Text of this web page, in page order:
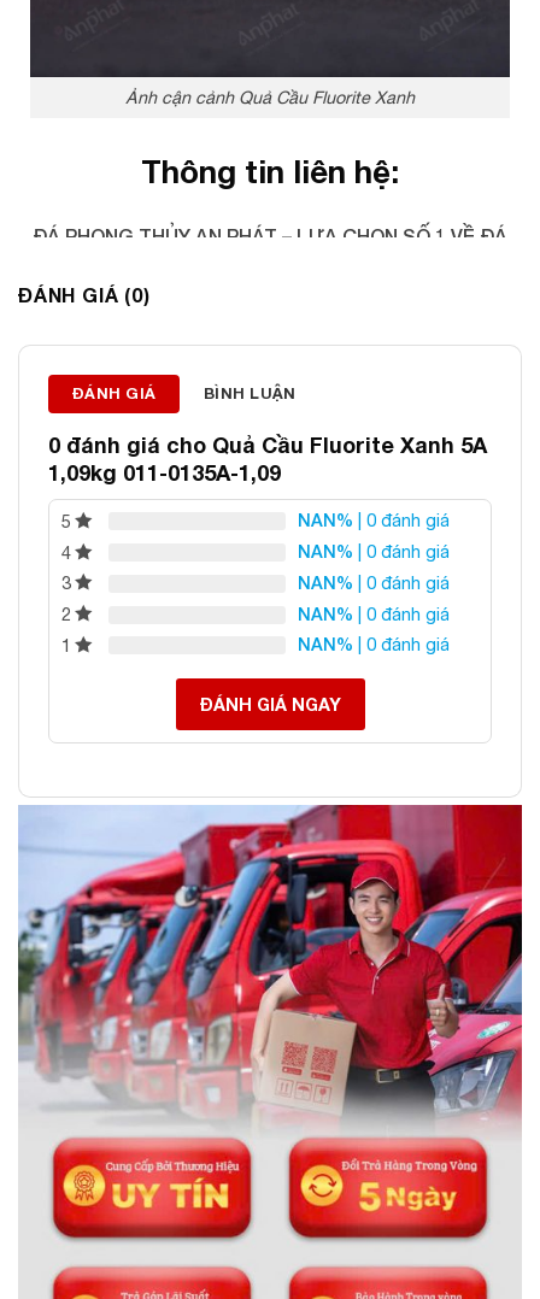
Ảnh cận cảnh Quả Cầu Fluorite Xanh
Thông tin liên hệ:
ĐÁ PHONG THỦY AN PHÁT – LỰA CHỌN SỐ 1 VỀ ĐÁ
Địa chỉ: 60/69 Bùi Huy Bích, Hoàng Mai, Hà Nội
ĐÁNH GIÁ (0)
ĐÁNH GIÁ BÌNH LUẬN
0 đánh giá cho Quả Cầu Fluorite Xanh 5A
1,09kg 011-0135A-1,09
5 NAN% | 0 đánh giá
4
NAN% | 0 đánh giá
3
NAN% | 0 đánh giá
2
NAN% | 0 đánh giá
1
NAN% | 0 đánh giá
ĐÁNH GIÁ NGAY